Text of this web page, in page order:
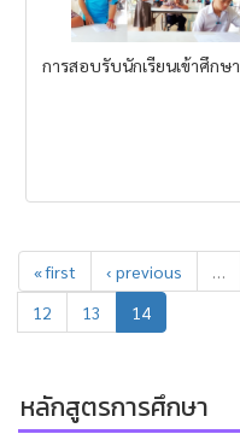
การสอบรับนักเรียนเข้าศึกษา
« first ‹ previous …
12
13 14
หลักสูตรการศึกษา